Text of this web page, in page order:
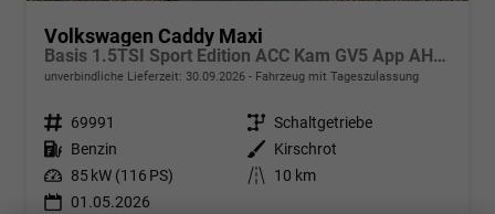
Volkswagen Caddy Maxi
Basis 1.5TSI Sport Edition ACC Kam GV5 App AHK Reling
unverbindliche Lieferzeit: 30.09.2026 Fahrzeug mit Tageszulassung
Fahrzeugnr. 69991 Getriebe Schaltgetriebe
Kraftstoff Benzin Außenfarbe
Kirschrot
Leistung 85 kW (116 PS) Kilometerstand
10 km
01.05.2026